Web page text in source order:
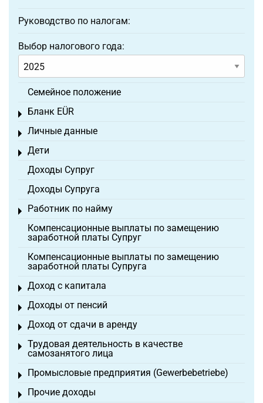
Руководство по налогам:
Выбор налогового года:
Семейное положение
Бланк EÜR
Toggle menu
Личные данные
Toggle menu
Дети
Toggle menu
Доходы Супруг
Доходы Супруга
Работник по найму
Toggle menu
Компенсационные выплаты по замещению
заработной платы Супруг
Компенсационные выплаты по замещению
заработной платы Супруга
Доход с капитала
Toggle menu
Доходы от пенсий
Toggle menu
Доход от сдачи в аренду
Toggle menu
Трудовая деятельность в качестве
самозанятого лица
Toggle menu
Промысловые предприятия (Gewerbebetriebe)
Toggle menu
Прочие доходы
Toggle menu